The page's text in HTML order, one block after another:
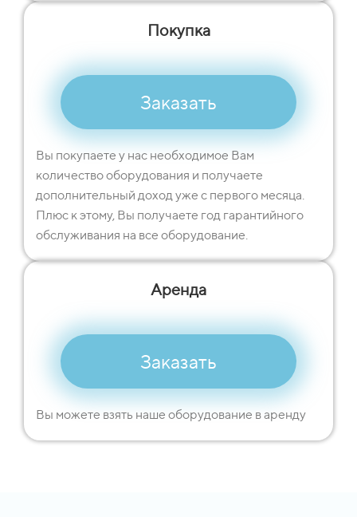
Покупка
Заказать
Вы покупаете у нас необходимое Вам
количество оборудования и получаете
дополнительный доход уже с первого месяца.
Плюс к этому, Вы получаете год гарантийного
обслуживания на все оборудование.
Аренда
Заказать
Вы можете взять наше оборудование в аренду